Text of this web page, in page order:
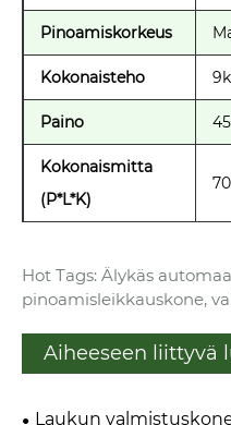
Pinoamiskorkeus
Kokonaisteho
Paino
Kokonaismitta
(P*L*K)
Hot Tags: Älykäs
pinoamisleikkauskone,
Aiheeseen liittyvä
Laukun